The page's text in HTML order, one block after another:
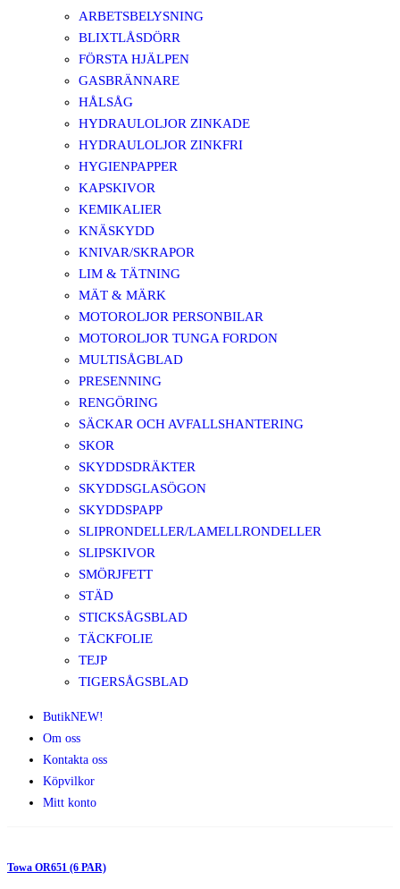
ARBETSBELYSNING
BLIXTLÅSDÖRR
FÖRSTA HJÄLPEN
GASBRÄNNARE
HÅLSÅG
HYDRAULOLJOR ZINKADE
HYDRAULOLJOR ZINKFRI
HYGIENPAPPER
KAPSKIVOR
KEMIKALIER
KNÄSKYDD
KNIVAR/SKRAPOR
LIM & TÄTNING
MÄT & MÄRK
MOTOROLJOR PERSONBILAR
MOTOROLJOR TUNGA FORDON
MULTISÅGBLAD
PRESENNING
RENGÖRING
SÄCKAR OCH AVFALLSHANTERING
SKOR
SKYDDSDRÄKTER
SKYDDSGLASÖGON
SKYDDSPAPP
SLIPRONDELLER/LAMELLRONDELLER
SLIPSKIVOR
SMÖRJFETT
STÄD
STICKSÅGSBLAD
TÄCKFOLIE
TEJP
TIGERSÅGSBLAD
ButikNEW!
Om oss
Kontakta oss
Köpvilkor
Mitt konto
Towa OR651 (6 PAR)